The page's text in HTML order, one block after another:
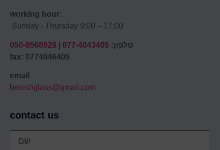
working hour:
Sunday - Thursday 9:00 – 17:00
טלפון: 077-4043405
050-8568028
fax: 0774046405
email
benishglass@gmail.com
contact us